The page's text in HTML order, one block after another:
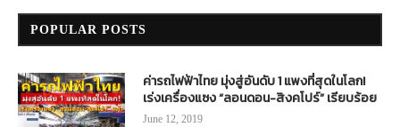
POPULAR POSTS
ค่ารถไฟฟ้าไทย มุ่งสู่อันดับ 1 แพงที่สุดในโลก!
เร่งเครื่องแซง “ลอนดอน-สิงคโปร์” เรียบร้อย
June 12, 2019